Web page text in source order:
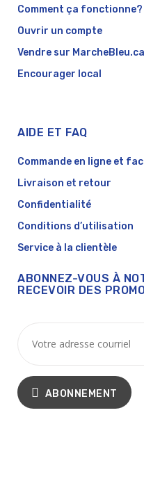
Comment ça fonctionne?
Ouvrir un compte
Vendre sur MarcheBleu.ca
Encourager local
AIDE ET FAQ
Commande en ligne et
Livraison et retour
Confidentialité
Conditions d’utilisation
Service à la clientèle
ABONNEZ-VOUS À
RECEVOIR DES
ABONNEMENT